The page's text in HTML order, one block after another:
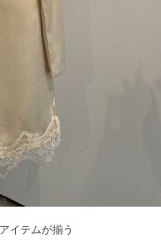
イテムが揃う